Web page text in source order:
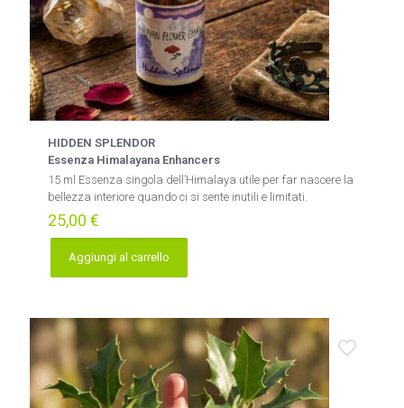
HIDDEN SPLENDOR
Essenza Himalayana Enhancers
15 ml Essenza singola dell’Himalaya utile per far nascere la
bellezza interiore quando ci si sente inutili e limitati.
25,00 €
Aggiungi al carrello